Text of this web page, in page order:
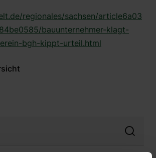
regionales/sachsen/article6a03
bauunternehmer-klagt-
bgh-kippt-urteil.html